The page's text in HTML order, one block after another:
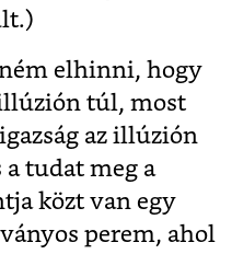
elhinni, hogy
túl, most
az illúzión
a tudat meg a
közt van egy
perem, ahol